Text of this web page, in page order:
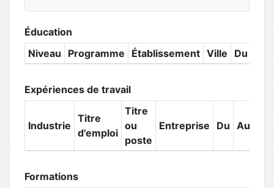
Éducation
Niveau
Programme Établissement Ville Du
Expériences de travail
Industrie
Titre
d'emploi
Titre
ou
poste
Entreprise Du Au
Formations